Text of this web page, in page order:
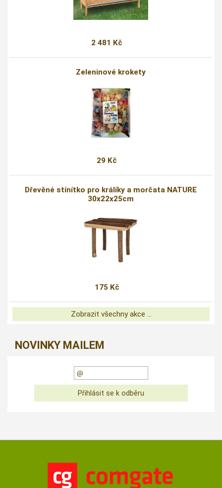
2 481 Kč
Zeleninové krokety
29 Kč
Dřevěné stínítko pro králíky a morčata NATURE
30x22x25cm
175 Kč
Zobrazit všechny akce ...
NOVINKY MAILEM